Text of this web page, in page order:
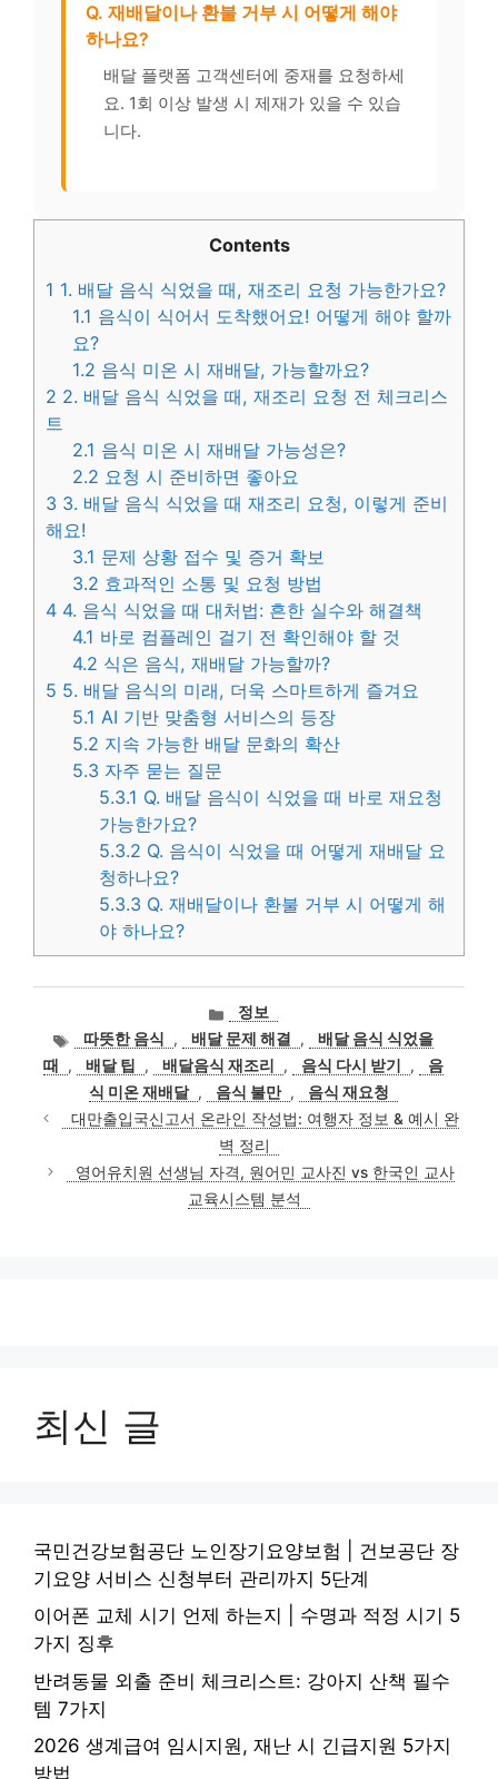
Q. 재배달이나 환불 거부 시 어떻게 해야
하나요?
배달 플랫폼 고객센터에 중재를 요청하세
요. 1회 이상 발생 시 제재가 있을 수 있습
니다.
Contents
1 1. 배달 음식 식었을 때, 재조리 요청 가능한가요?
1.1 음식이 식어서 도착했어요! 어떻게 해야 할까
요?
1.2 음식 미온 시 재배달, 가능할까요?
2 2. 배달 음식 식었을 때, 재조리 요청 전 체크리스
트
2.1 음식 미온 시 재배달 가능성은?
2.2 요청 시 준비하면 좋아요
3 3. 배달 음식 식었을 때 재조리 요청, 이렇게 준비
해요!
3.1 문제 상황 접수 및 증거 확보
3.2 효과적인 소통 및 요청 방법
4 4. 음식 식었을 때 대처법: 흔한 실수와 해결책
4.1 바로 컴플레인 걸기 전 확인해야 할 것
4.2 식은 음식, 재배달 가능할까?
5 5. 배달 음식의 미래, 더욱 스마트하게 즐겨요
5.1 AI 기반 맞춤형 서비스의 등장
5.2 지속 가능한 배달 문화의 확산
5.3 자주 묻는 질문
5.3.1 Q. 배달 음식이 식었을 때 바로 재요청
가능한가요?
5.3.2 Q. 음식이 식었을 때 어떻게 재배달 요
청하나요?
5.3.3 Q. 재배달이나 환불 거부 시 어떻게 해
야 하나요?
카
테
고
리
정보
태
그
따뜻한 음식 , 배달 문제 해결 ,
배달 음식 식었을
때
, 배달 팁 , 배달음식 재조리 , 음식 다시 받기 ,
음
식 미온 재배달 , 음식 불만 ,
음식 재요청
대만출입국신고서 온라인 작성법: 여행자 정보 & 예시 완
벽 정리
영어유치원 선생님 자격, 원어민 교사진 vs 한국인 교사
교육시스템 분석
최신 글
국민건강보험공단 노인장기요양보험 | 건보공단 장
기요양 서비스 신청부터 관리까지 5단계
이어폰 교체 시기 언제 하는지 | 수명과 적정 시기 5
가지 징후
반려동물 외출 준비 체크리스트: 강아지 산책 필수
템 7가지
2026 생계급여 임시지원, 재난 시 긴급지원 5가지
방법